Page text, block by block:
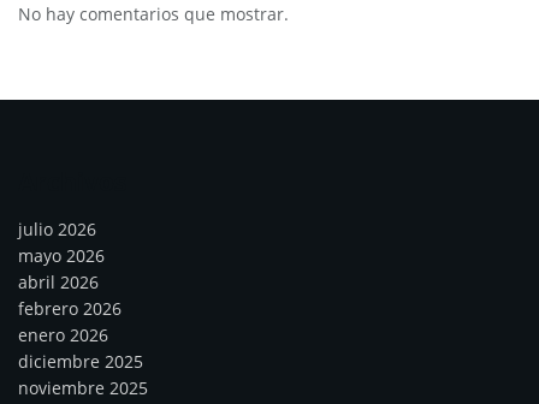
No hay comentarios que mostrar.
julio 2026
mayo 2026
abril 2026
febrero 2026
enero 2026
diciembre 2025
noviembre 2025